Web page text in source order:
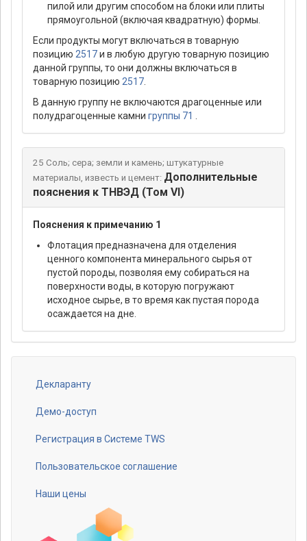
пилой или другим способом на блоки или плиты
прямоугольной (включая квадратную) формы.
Если продукты могут включаться в товарную
позицию 2517и в любую другую товарную позицию
данной группы, то они должны включаться в
товарную позицию 2517
В данную группу не включаются драгоценные или
полудрагоценные камни группы 71
25 Соль; сера; земли и камень; штукатурные
материалы, известь и цемент: Дополнительные
пояснения к ТНВЭД (Том VI)
Пояснения к примечанию 1
Флотация предназначена для отделения
ценного компонента минерального сырья от
пустой породы, позволяя ему собираться на
поверхности воды, в которую погружают
исходное сырье, в то время как пустая порода
осаждается на дне.
Footer
menu
Декларанту
Демо-доступ
Регистрация в Системе TWS
Пользовательское соглашение
Наши цены